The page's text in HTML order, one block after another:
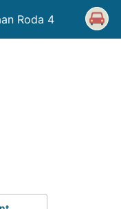
Roda 4